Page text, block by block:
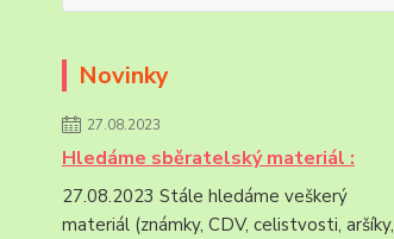
Novinky
27.08.2023
Hledáme sběratelský materiál :
27.08.2023 Stále hledáme veškerý
materiál (známky, CDV, celistvosti, aršíky,